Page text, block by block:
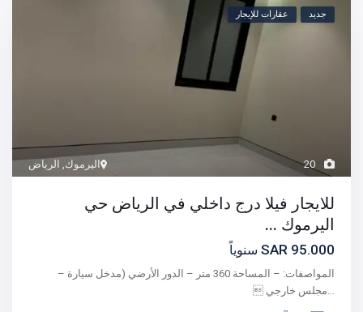
20 اليرموك, الرياض
عقارات للإيجار جديد
للايجار فيلا درج داخلي في الرياض حي
اليرموك ...
95.000 SAR سنوياً
المواصفات: – المساحة 360 متر – الدور الأرضي (مدخل سيارة –
مجلس خارجي ...